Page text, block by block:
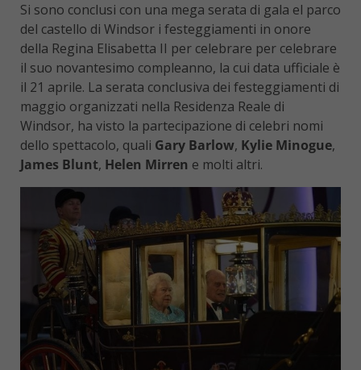
Si sono conclusi con una mega serata di gala el parco
del castello di Windsor i festeggiamenti in onore
della Regina Elisabetta II per celebrare per celebrare
il suo novantesimo compleanno, la cui data ufficiale è
il 21 aprile. La serata conclusiva dei festeggiamenti di
maggio organizzati nella Residenza Reale di
Windsor, ha visto la partecipazione di celebri nomi
dello spettacolo, quali Gary Barlow, Kylie Minogue,
James Blunt, Helen Mirren e molti altri.